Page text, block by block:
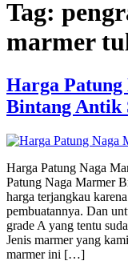
Tag:
marmer
Harga
Bintang Antik
Harga Patung Naga
Patung Naga Marmer
harga terjangkau
pembuatannya. Dan
grade A yang tentu
Jenis marmer yang
marmer ini […]